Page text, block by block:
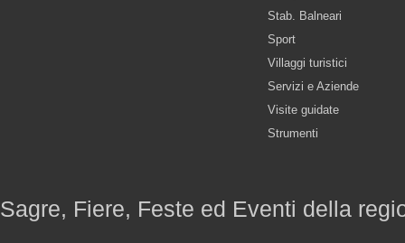
Stab. Balneari
Sport
Villaggi turistici
Servizi e Aziende
Visite guidate
Strumenti
Sagre, Fiere, Feste ed Eventi della